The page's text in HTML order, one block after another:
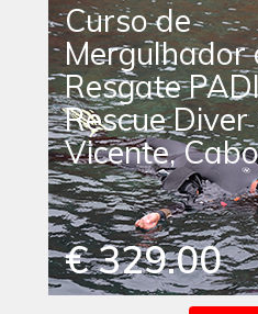
Curso de
Mergulhador
Resgate
Rescue Diver
Vicente,
€ 329.00